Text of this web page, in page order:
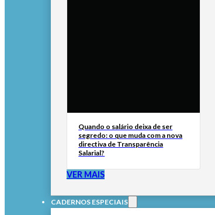
Quando o salário deixa de ser
segredo: o que muda com a nova
directiva de Transparência
Salarial?
VER MAIS
CADERNOS ESPECIAIS